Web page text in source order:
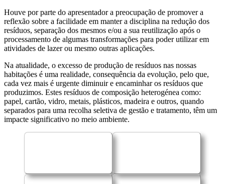
Houve por parte do apresentador a preocupação de promover a
reflexão sobre a facilidade em manter a disciplina na redução dos
resíduos, separação dos mesmos e/ou a sua reutilização após o
processamento de algumas transformações para poder utilizar em
atividades de lazer ou mesmo outras aplicações.
Na atualidade, o excesso de produção de resíduos nas nossas
habitações é uma realidade, consequência da evolução, pelo que,
cada vez mais é urgente diminuir e encaminhar os resíduos que
produzimos. Estes resíduos de composição heterogénea como:
papel, cartão, vidro, metais, plásticos, madeira e outros, quando
separados para uma recolha seletiva de gestão e tratamento, têm um
impacte significativo no meio ambiente.